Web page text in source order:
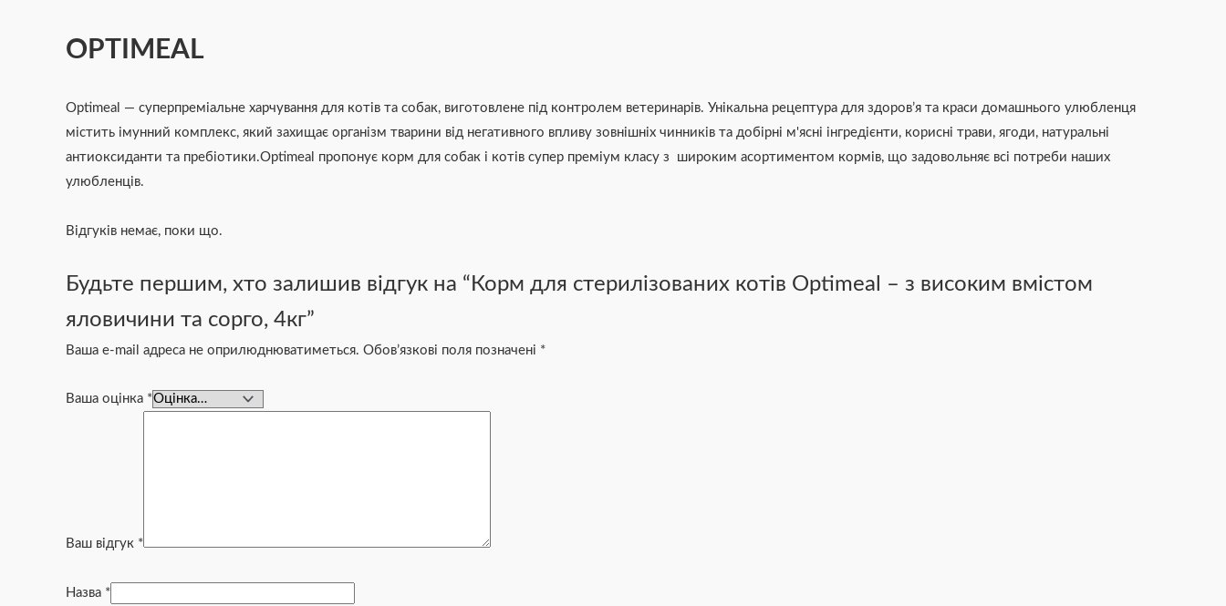
OPTIMEAL
Optimeal — суперпреміальне харчування для котів та собак, виготовлене під контролем ветеринарів. Унікальна рецептура для здоров’я та краси домашнього улюбленця
містить імунний комплекс, який захищає організм тварини від негативного впливу зовнішніх чинників та добірні м'ясні інгредієнти, корисні трави, ягоди, натуральні
антиоксиданти та пребіотики.Optimeal пропонує корм для собак і котів супер преміум класу з широким асортиментом кормів, що задовольняє всі потреби наших
улюбленців.
Відгуків немає, поки що.
Будьте першим, хто залишив відгук на “Корм для стерилізованих котів Optimeal – з високим вмістом
яловичини та сорго, 4кг”
Ваша e-mail адреса не оприлюднюватиметься. Обов’язкові поля позначені *
Ваша оцінка *
Ваш відгук *
Назва *